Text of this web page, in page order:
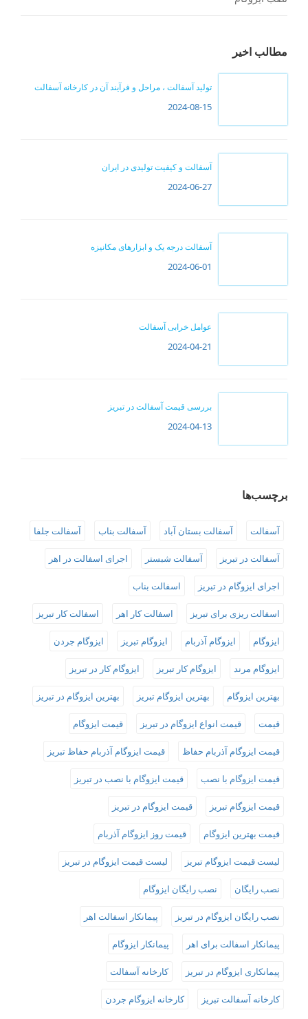
مطالب اخیر
تولید آسفالت ، مراحل و فرآیند آن در کارخانه آسفالت
2024-08-15
آسفالت و کیفیت تولیدی در ایران
2024-06-27
آسفالت درجه یک و ابزارهای مکانیزه
2024-06-01
عوامل خرابی آسفالت
2024-04-21
بررسی قیمت آسفالت در تبریز
2024-04-13
برچسب‌ها
آسفالت آسفالت بستان آباد آسفالت بناب آسفالت جلفا
آسفالت در تبریز آسفالت شبستر اجرای اسفالت در اهر
اجرای ایزوگام در تبریز اسفالت بناب
اسفالت ریزی برای تبریز اسفالت کار اهر اسفالت کار تبریز
ایزوگام ایزوگام آذربام ایزوگام تبریز ایزوگام جردن
ایزوگام مرند ایزوگام کار تبریز ایزوگام کار در تبریز
بهترین ایزوگام بهترین ایزوگام تبریز بهترین ایزوگام در تبریز
قیمت قیمت انواع ایزوگام در تبریز قیمت ایزوگام
قیمت ایزوگام آذربام حفاظ قیمت ایزوگام آذربام حفاظ تبریز
قیمت ایزوگام با نصب قیمت ایزوگام با نصب در تبریز
قیمت ایزوگام تبریز قیمت ایزوگام در تبریز
قیمت بهترین ایزوگام قیمت روز ایزوگام آذربام
لیست قیمت ایزوگام تبریز لیست قیمت ایزوگام در تبریز
نصب رایگان نصب رایگان ایزوگام
نصب رایگان ایزوگام در تبریز پیمانکار اسفالت اهر
پیمانکار اسفالت برای اهر پیمانکار ایزوگام
پیمانکاری ایزوگام در تبریز کارخانه آسفالت
کارخانه آسفالت تبریز کارخانه ایزوگام جردن